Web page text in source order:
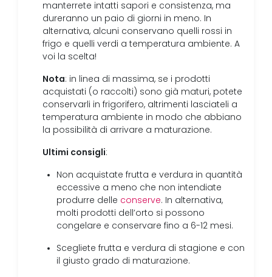
manterrete intatti sapori e consistenza, ma
dureranno un paio di giorni in meno. In
alternativa, alcuni conservano quelli rossi in
frigo e quelli verdi a temperatura ambiente. A
voi la scelta!
Nota: in linea di massima, se i prodotti
acquistati (o raccolti) sono già maturi, potete
conservarli in frigorifero, altrimenti lasciateli a
temperatura ambiente in modo che abbiano
la possibilità di arrivare a maturazione.
Ultimi consigli:
Non acquistate frutta e verdura in quantità
eccessive a meno che non intendiate
produrre delle conserve. In alternativa,
molti prodotti dell’orto si possono
congelare e conservare fino a 6-12 mesi.
Scegliete frutta e verdura di stagione e con
il giusto grado di maturazione.